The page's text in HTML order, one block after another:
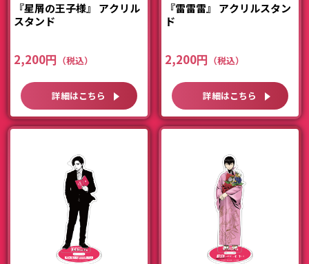
『星屑の王子様』 アクリル
スタンド
2,200円
詳細はこちら
『雷雷雷』 アクリルスタン
ド
2,200円
詳細はこちら